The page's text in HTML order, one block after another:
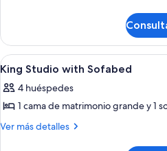
grande
(Fitness
1
King
-
Shower)
1
cama
de
matrimonio
grande
(Fitness
King
Abrir
todas
las
fotos
de
7
King Studio with Sofabed
4 huéspedes
1 cama de matrimonio grande y 1
Ver más detalles
Más